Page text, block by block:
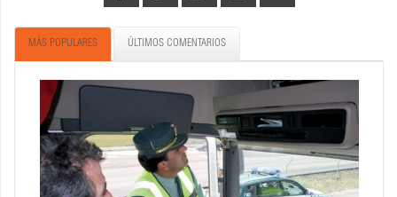
MÁS POPULARES ÚLTIMOS COMENTARIOS